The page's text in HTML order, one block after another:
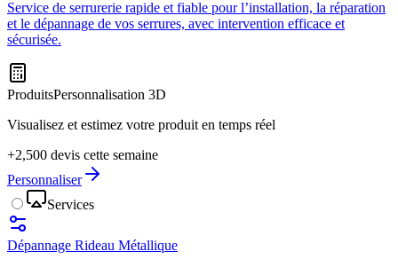
Service de serrurerie rapide et fiable pour l’installation, la réparation
et le dépannage de vos serrures, avec intervention efficace et
sécurisée.
ProduitsPersonnalisation 3D
Visualisez et estimez votre produit en temps réel
+2,500 devis cette semaine
Personnaliser
Services
Dépannage Rideau Métallique